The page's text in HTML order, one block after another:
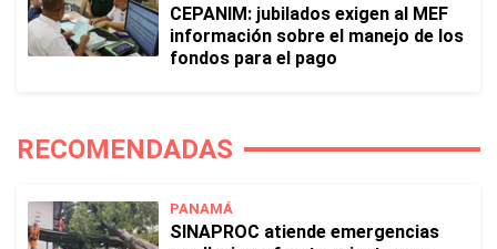
CEPANIM: jubilados exigen al MEF
información sobre el manejo de los
fondos para el pago
RECOMENDADAS
PANAMÁ
SINAPROC atiende emergencias